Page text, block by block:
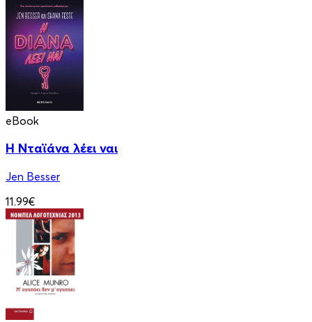
eBook
Η Νταϊάνα λέει ναι
Jen Besser
11.99€